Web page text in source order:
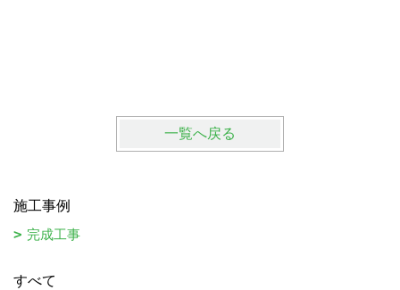
一覧へ戻る
施工事例
完成工事
すべて